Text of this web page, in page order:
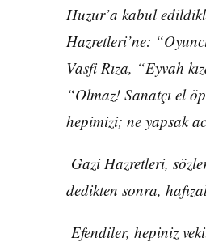
Huzur’a kabul
Hazretleri’ne:
Vasfi Rıza, “Eyvah
“Olmaz! Sanatçı el
hepimizi; ne yapsak
Gazi Hazretleri,
dedikten sonra,
Efendiler, hepiniz